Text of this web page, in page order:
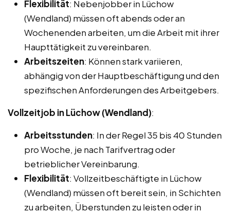
Flexibilität: Nebenjobber in Lüchow
(Wendland) müssen oft abends oder an
Wochenenden arbeiten, um die Arbeit mit ihrer
Haupttätigkeit zu vereinbaren.
Arbeitszeiten: Können stark variieren,
abhängig von der Hauptbeschäftigung und den
spezifischen Anforderungen des Arbeitgebers.
Vollzeitjob in Lüchow (Wendland):
Arbeitsstunden: In der Regel 35 bis 40 Stunden
pro Woche, je nach Tarifvertrag oder
betrieblicher Vereinbarung.
Flexibilität: Vollzeitbeschäftigte in Lüchow
(Wendland) müssen oft bereit sein, in Schichten
zu arbeiten, Überstunden zu leisten oder in